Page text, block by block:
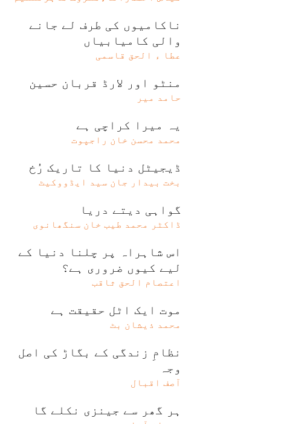
ناکامیوں کی طرف لے جانے
والی کامیابیاں
عطا ء الحق قاسمی
منٹو اور لارڈ قربان حسین
حامد میر
یہ میرا کراچی ہے
محمد محسن خان راجپوت
ڈیجیٹل دنیا کا تاریک رُخ
بخت بیدار جان سید ایڈووکیٹ
گواہی دیتے دریا
ڈاکٹر محمد طیب خان سنگھانوی
اس شاہراہ پر چلنا دنیا کے
لیے کیوں ضروری ہے؟
اعتصام الحق ثاقب
موت ایک اٹل حقیقت ہے
محمد ذیشان بٹ
نظامِ زندگی کے بگاڑ کی اصل
وجہ
آصف اقبال
ہر گھر سے جینزی نکلے گا